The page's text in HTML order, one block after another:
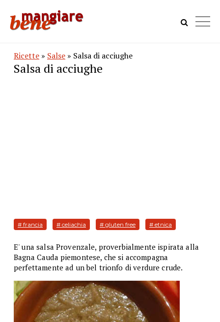
Ricette » Salse » Salsa di acciughe
Salsa di acciughe
# francia # celiachia # gluten free # etnica
E' una salsa Provenzale, proverbialmente ispirata alla
Bagna Cauda piemontese, che si accompagna
perfettamente ad un bel trionfo di verdure crude.